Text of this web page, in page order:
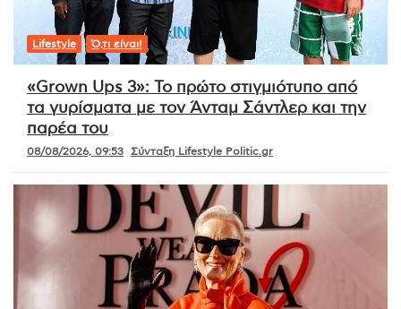
Lifestyle Ό,τι είναι!
«Grown Ups 3»: Το πρώτο στιγμιότυπο από
τα γυρίσματα με τον Άνταμ Σάντλερ και την
παρέα του
08/08/2026, 09:53 Σύνταξη Lifestyle Politic.gr